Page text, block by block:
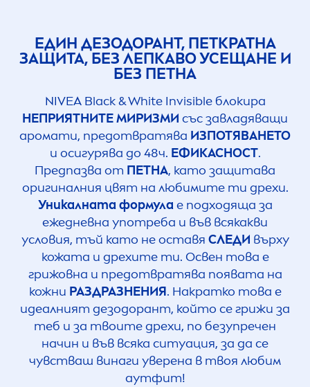
ЕДИН ДЕЗОДОРАНТ, ПЕТКРАТНА
ЗАЩИТА, БЕЗ ЛЕПКАВО УСЕЩАНЕ И
БЕЗ ПЕТНА
NIVEA Black&WhiteInvisible блокира
НЕПРИЯТНИТЕ МИРИЗМИ със завладяващи
аромати, предотвратява ИЗПОТЯВАНЕТО
и осигурява до 48ч. ЕФИКАСНОСТ.
Предпазва от ПЕТНА, като защитава
оригиналния цвят на любимите ти дрехи.
Уникалната формулае подходяща за
ежедневна употреба и във всякакви
условия, тъй като не оставя СЛЕДИ върху
кожата и дрехите ти. Освен това е
грижовна и предотвратява появата на
кожни РАЗДРАЗНЕНИЯ. Накратко това е
идеалният дезодорант, който се грижи за
теб и за твоите дрехи, по безупречен
начин и във всяка ситуация, за да се
чувстваш винаги уверена в твоя любим
аутфит!